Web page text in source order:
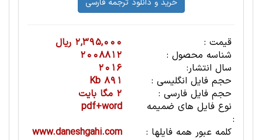
قیمت :
2,395,000 ریال
شناسه محصول :
2008812
سال انتشار:
2016
حجم فایل انگلیسی :
891 Kb
حجم فایل فارسی :
2 مگا بایت
نوع فایل های ضمیمه
:
pdf+word
کلمه عبور همه فایلها :
www.daneshgahi.com